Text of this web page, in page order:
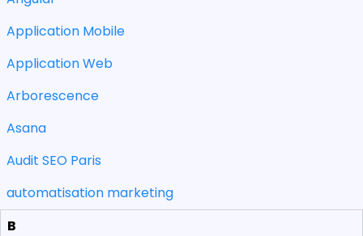
Application Mobile
Application Web
Arborescence
Asana
Audit SEO Paris
automatisation marketing
B